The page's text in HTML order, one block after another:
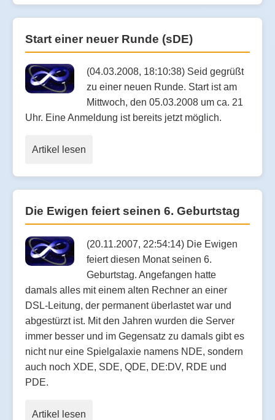
Start einer neuer Runde (sDE)
(04.03.2008, 18:10:38) Seid gegrüßt
zu einer neuen Runde. Start ist am
Mittwoch, den 05.03.2008 um ca. 21
Uhr. Eine Anmeldung ist bereits jetzt möglich.
Artikel lesen
Die Ewigen feiert seinen 6. Geburtstag
(20.11.2007, 22:54:14) Die Ewigen
feiert diesen Monat seinen 6.
Geburtstag. Angefangen hatte
damals alles mit einem alten Rechner an einer
DSL-Leitung, der permanent überlastet war und
abgestürzt ist. Mit den Jahren wurden die Server
immer besser und im Gegensatz zu damals gibt es
nicht nur eine Spielgalaxie namens NDE, sondern
auch noch XDE, SDE, QDE, DE:DV, RDE und
PDE.
Artikel lesen